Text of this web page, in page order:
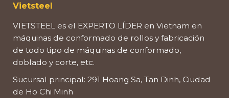
Vietsteel
VIETSTEEL es el EXPERTO LÍDER en Vietnam en
máquinas de conformado de rollos y fabricación
de todo tipo de máquinas de conformado,
doblado y corte, etc.
Sucursal principal: 291 Hoang Sa, Tan Dinh, Ciudad
de Ho Chi Minh